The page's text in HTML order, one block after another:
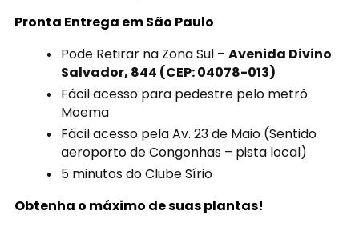
Pronta Entrega em São Paulo
Pode Retirar na Zona Sul –Avenida Divino
Salvador, 844 (CEP: 04078-013)
Fácil acesso para pedestre pelo metrô
Moema
Fácil acesso pela Av. 23 de Maio (Sentido
aeroporto de Congonhas – pista local)
5 minutos do Clube Sírio
Obtenha o máximo de suas plantas!